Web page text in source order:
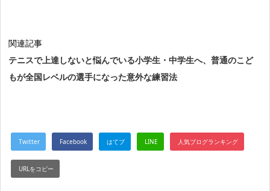
関連記事
テニスで上達しないと悩んでいる小学生・中学生へ、普通のこど
もが全国レベルの選手になった意外な練習法